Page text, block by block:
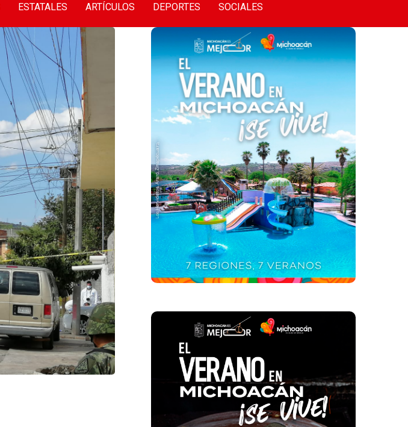
ESTATALES ARTÍCULOS DEPORTES SOCIALES